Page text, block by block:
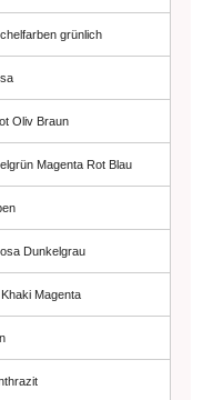
grünlich
Oliv Braun
Magenta Rot Blau
Dunkelgrau
Magenta